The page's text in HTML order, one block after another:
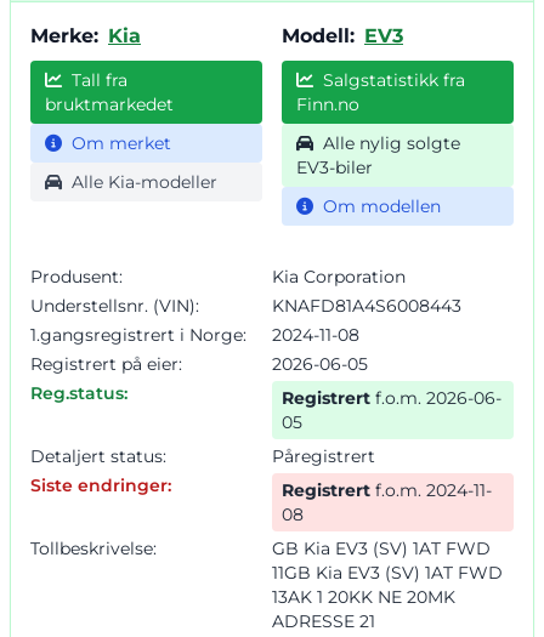
Merke: Kia
Tall fra
bruktmarkedet
Om merket
Alle Kia-modeller
Modell: EV3
Salgstatistikk fra
Finn.no
EV3-biler
Om modellen
Produsent:
Kia Corporation
Understellsnr. (VIN):
KNAFD81A4S6008443
1.gangsregistrert i Norge:
2024-11-08
Registrert på eier:
2026-06-05
Reg.status:
Registrert f.o.m. 2026-06-
05
Detaljert status:
Påregistrert
Siste endringer:
Registrert
08
Tollbeskrivelse:
GB Kia EV3 (SV) 1AT FWD
11GB Kia EV3 (SV) 1AT FWD
13AK 1 20KK NE 20MK
ADRESSE 21